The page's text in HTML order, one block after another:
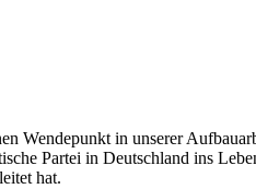
Wendepunkt in unserer
Partei in Deutschland ins
hat.